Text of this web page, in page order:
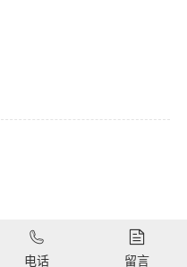
电话 留言